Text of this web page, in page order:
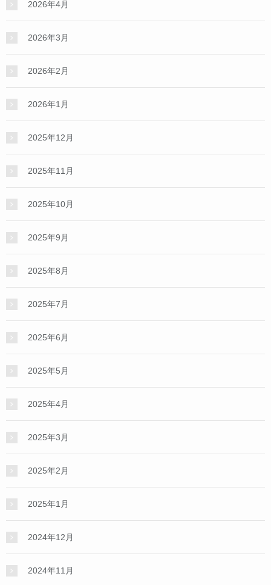
2026年4月
2026年3月
2026年2月
2026年1月
2025年12月
2025年11月
2025年10月
2025年9月
2025年8月
2025年7月
2025年6月
2025年5月
2025年4月
2025年3月
2025年2月
2025年1月
2024年12月
2024年11月